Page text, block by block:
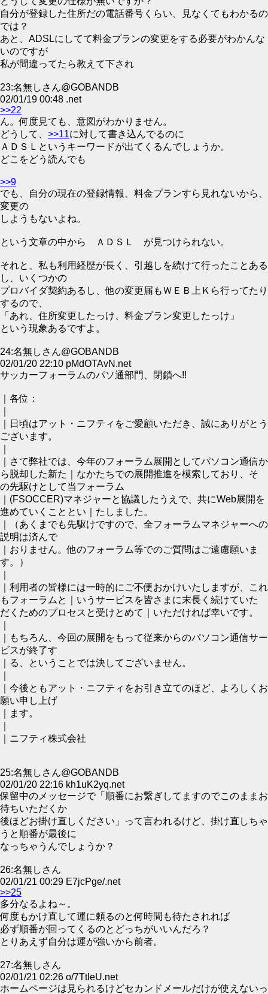
自分が登録した住所だの電話番号くらい、見なくてもわかるの
では？
あと、ADSLにしてて料金プランの変更をする必要がわかんな
いのですが
私が間違ってたら教えて下され
23:名無しさん@GOBANDB
02/01/19 00:48 .net
>>22
ん。何度見ても、意図がわかりません。
どうして、 >>11に対して書き込んでるのに
ＡＤＳＬというキーワードが出てくるんでしょうか。
どこをどう読んでも
>>9
でも、自分の現在の登録情報、料金プランすら見れないから、
変更の
しようもないよね。
という文章の中から ＡＤＳＬ が見つけられない。
それと、私も利用経歴が長く、引越しを続けて行ったことある
し、いくつかの
プロバイダ契約あるし、他の変更届もＷＥＢ上Ｋら行ってたり
するので、
「あれ、住所変更したっけ、料金プラン変更したっけ」
という現象あるですよ。
24:名無しさん@GOBANDB
02/01/20 22:10 pMdOTAvN.net
サッカーフォーラムのパソ通部門、閉鎖へ!!
｜各位：
｜日頃はアット・ニフティをご愛顧いただき、誠にありがとう
ございます。
｜さて弊社では、今年のフォーラム展開としてパソコン通信か
ら脱却した新た｜なかたちでの展開推進を模索しており、そ
の先駆けとして当フォーラム
｜(FSOCCER)マネジャーと協議したうえで、共にWeb展開を
進めていくこととい｜たしました。
｜（あくまでも先駆けですので、全フォーラムマネジャーへの
説明は済んで
｜おりません。他のフォーラム等でのご質問はご遠慮願いま
す。）
｜利用者の皆様には一時的にご不便おかけいたしますが、これ
もフォーラムと｜いうサービスを皆さまに末長く続けていた
だくためのプロセスと受けとめて｜いただければ幸いです。
｜もちろん、今回の展開をもって従来からのパソコン通信サー
ビスが終了す
｜る、ということでは決してございません。
｜今後ともアット・ニフティをお引き立てのほど、よろしくお
願い申し上げ
｜ます。
｜ニフティ株式会社
25:名無しさん@GOBANDB
02/01/20 22:16 kh1uK2yq.net
保留中のメッセージで「順番にお繋ぎしてますのでこのままお
待ちいただくか
後ほどお掛け直しください」って言われるけど、掛け直しちゃ
うと順番が最後に
なっちゃうんでしょうか？
26:名無しさん
02/01/21 00:29 E7jcPge/.net
>>25
多分なるよね～。
何度もかけ直して運に頼るのと何時間も待たされれば
必ず順番が回ってくるのとどっちがいいんだろ？
とりあえず自分は運が強いから前者。
27:名無しさん
02/01/21 02:26 o/7TtleU.net
ホームページは見られるけどセカンドメールだけが使えないっ